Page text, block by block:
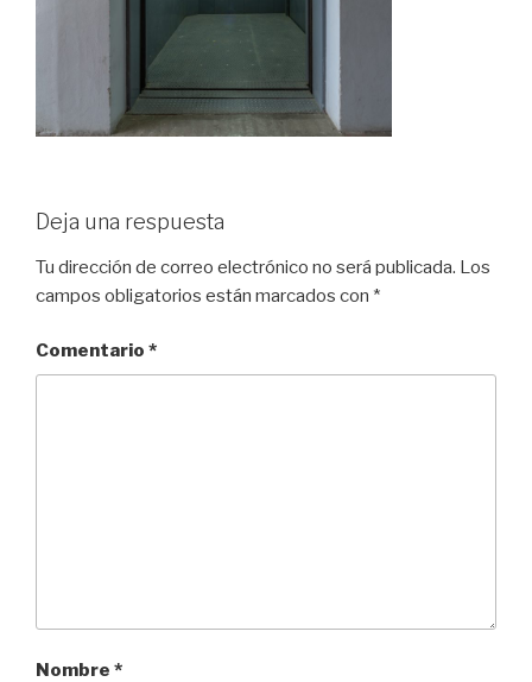
Deja una respuesta
Tu dirección de correo electrónico no será publicada. Los
campos obligatorios están marcados con *
Comentario *
Nombre *